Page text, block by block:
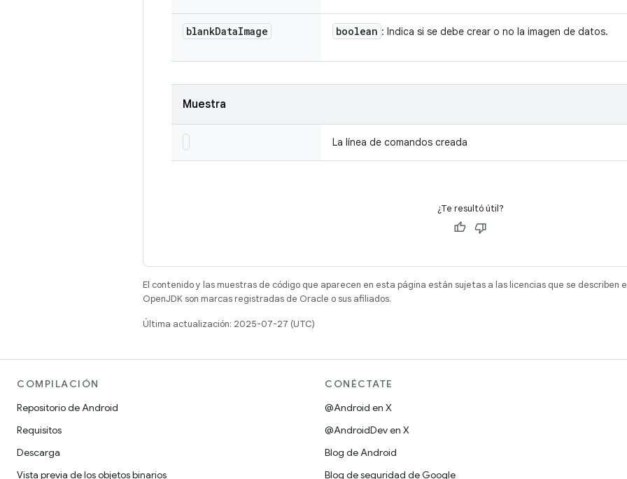
blankDataImage boolean : Indica si se debe crear o no la imagen de datos.
Muestra
La línea de comandos creada
¿Te resultó útil?
El contenido y las muestras de código que aparecen en esta página están sujetas a las licencias que se describen
OpenJDK son marcas registradas de Oracle o sus afiliados.
Última actualización: 2025-07-27 (UTC)
COMPILACIÓN
Repositorio de Android
Requisitos
Descarga
Vista previa de los objetos binarios
CONÉCTATE
@Android en X
@AndroidDev en X
Blog de Android
Blog de seguridad de Google